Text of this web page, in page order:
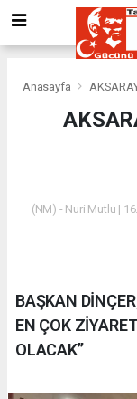
Anasayfa
(NM) - Nuri Mutlu |
BAŞKAN
EN ÇOK
OLACAK’’